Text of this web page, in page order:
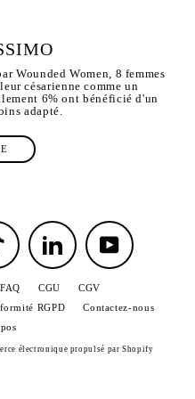
Wounded Women, 8 femmes
césarienne comme un
6% ont bénéficié d'un
adapté.
TikTok LinkedIn YouTube
FAQ CGU
CGV
RGPD
Contactez-nous
électronique propulsé par Shopify